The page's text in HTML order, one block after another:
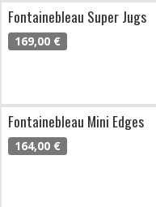
Fontainebleau Super Jugs
169,00 €
Fontainebleau Mini Edges
164,00 €